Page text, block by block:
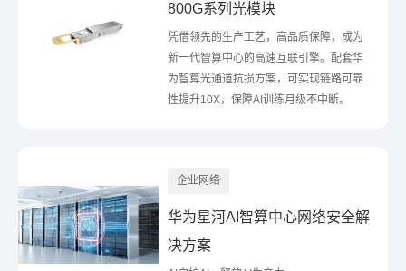
800G系列光模块
凭借领先的生产工艺，高品质保障，成为
新一代智算中心的高速互联引擎。配套华
为智算光通道抗损方案，可实现链路可靠
性提升10X，保障AI训练月级不中断。
企业网络
华为星河AI智算中心网络安全解
决方案